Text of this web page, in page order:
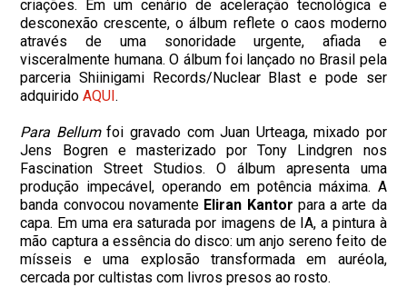
criações. Em um cenário de aceleração tecnológica e
desconexão crescente, o álbum reflete o caos moderno
através de uma sonoridade urgente, afiada e
visceralmente humana. O álbum foi lançado no Brasil pela
parceria Shiinigami Records/Nuclear Blast e pode ser
adquiridoAQUI.
Para Bellumfoi gravado com Juan Urteaga, mixado por
Jens Bogren e masterizado por Tony Lindgren nos
Fascination Street Studios. O álbum apresenta uma
produção impecável, operando em potência máxima. A
banda convocou novamente Eliran Kantor para a arte da
capa. Em uma era saturada por imagens de IA, a pintura à
mão captura a essência do disco: um anjo sereno feito de
mísseis e uma explosão transformada em auréola,
cercada por cultistas com livros presos ao rosto.